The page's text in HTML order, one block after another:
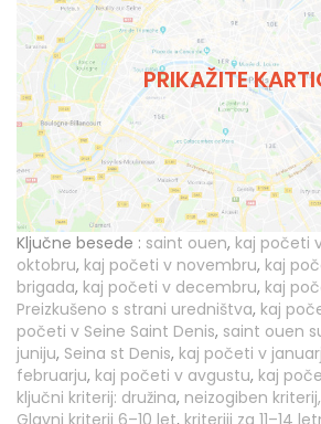
PRIKAŽITE
Ključne besede : saint ouen, kaj početi
oktobru, kaj početi v novembru, kaj
brigada, kaj početi v decembru, kaj
Preizkušeno s strani uredništva, kaj
početi v Seine Saint Denis, saint ouen
juniju, Seina st Denis, kaj početi v
februarju, kaj početi v avgustu, kaj
ključni kriterij: družina, neizogiben